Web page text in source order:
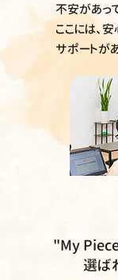
不安があっ
ここには、
サポートが
"My
選ば